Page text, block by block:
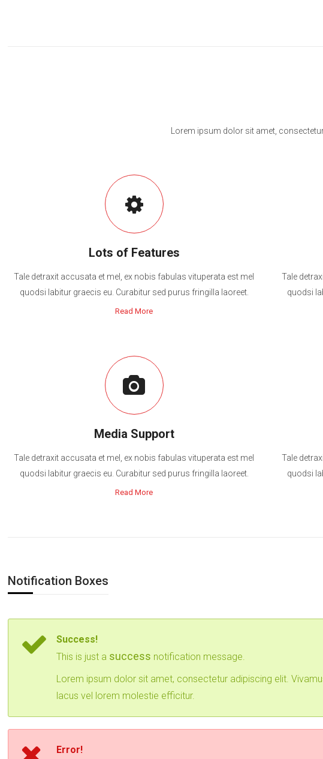
Lorem ipsum dolor sit amet,
Lots of Features
Tale detraxit accusata et mel, ex nobis fabulas vituperata est mel
quodsi labitur graecis eu. Curabitur sed purus fringilla laoreet.
Read More
Tale
quodsi
Media Support
Tale detraxit accusata et mel, ex nobis fabulas vituperata est mel
quodsi labitur graecis eu. Curabitur sed purus fringilla laoreet.
Read More
Tale
quodsi
Notification Boxes
Success!
This is just a success notification message.
Lorem ipsum dolor sit amet, consectetur adipiscing elit.
lacus vel lorem molestie efficitur.
Error!